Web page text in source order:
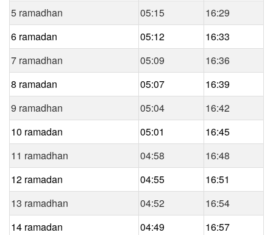
5 ramadhan
05:15
16:29
6 ramadan
05:12
16:33
7 ramadhan
05:09
16:36
8 ramadan
05:07
16:39
9 ramadhan
05:04
16:42
10 ramadan
05:01
16:45
11 ramadhan
04:58
16:48
12 ramadan
04:55
16:51
13 ramadhan
04:52
16:54
14 ramadan
04:49
16:57